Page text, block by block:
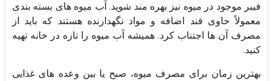
فیبر موجود در میوه نیز بهره مند شوید. آب میوه های بسته بندی
معمولاً حاوی قند اضافه و مواد نگهدارنده هستند که باید از
مصرف آن ها اجتناب کرد. همیشه آب میوه را تازه در خانه تهیه
کنید.
بهترین زمان برای مصرف میوه، صبح یا بین وعده های غذایی